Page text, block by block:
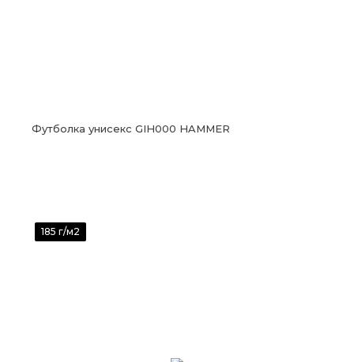
Футболка унисекс GIH000 HAMMER
185 г/м2